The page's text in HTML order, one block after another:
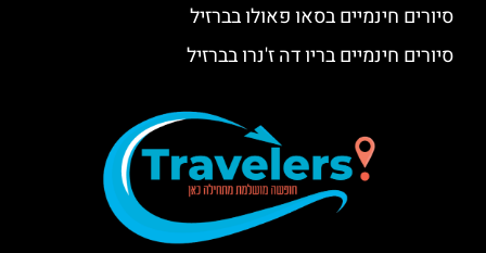
סיורים חינמיים בסאו פאולו בברזיל
סיורים חינמיים בריו דה ז'נרו בברזיל